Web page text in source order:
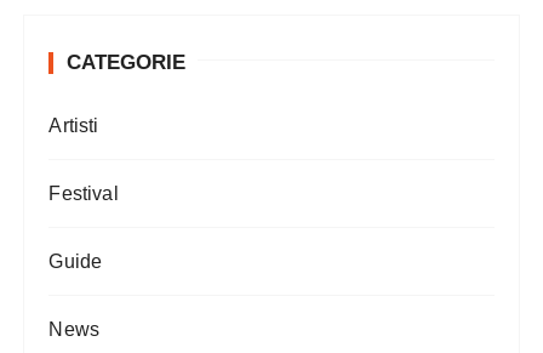
CATEGORIE
Artisti
Festival
Guide
News